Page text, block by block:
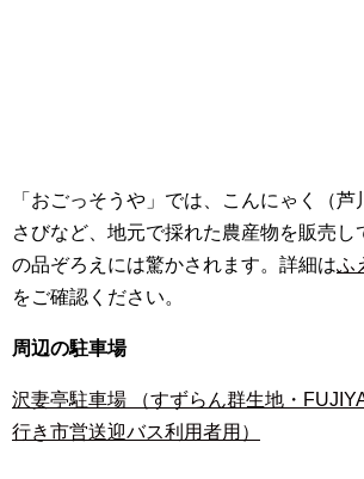
「おごっそうや」では、こんにゃく（
さびなど、地元で採れた農産物を販売し
の品ぞろえには驚かされます。詳細はふ
をご確認ください。
周辺の駐車場
沢妻亭駐車場 （すずらん群生地・
行き市営送迎バス利用者用）